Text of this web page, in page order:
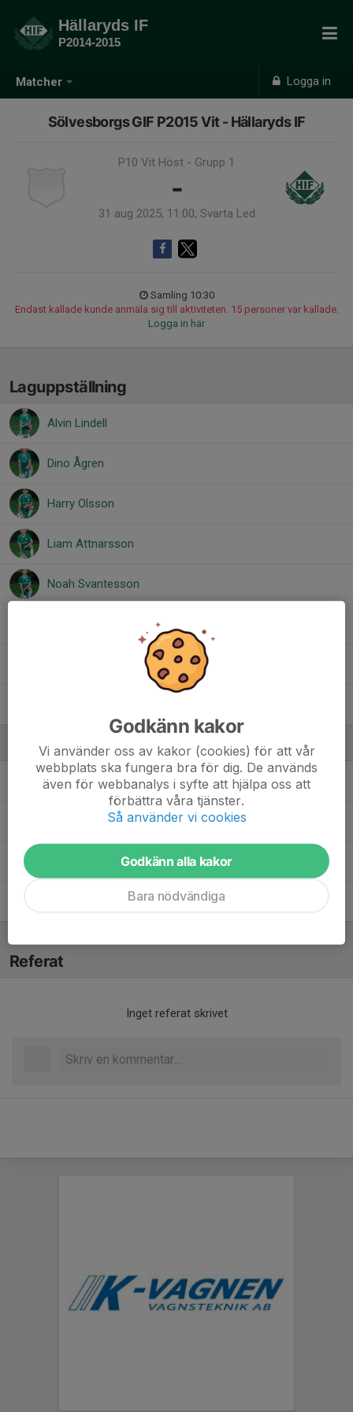
Matcher Logga in
Hällaryds IF
P2014-2015
Sölvesborgs GIF P2015 Vit - Hällaryds IF
P10 Vit Höst - Grupp 1
-
31 aug 2025, 11:00, Svarta Led
Samling 10:30
Endast kallade kunde anmäla sig till aktiviteten. 15 personer var kallade.
Logga in här
Laguppställning
Alvin Lindell
Dino Ågren
Harry Olsson
Liam Attnarsson
Noah Svantesson
Ledare
Andreas AttnarssonTränare
Dennis ÅgrenTränare
Jocke IngvarssonTränare
Tränare
Referat
Inget referat skrivet
Godkänn kakor
Vi använder oss av kakor (cookies) för att vår
webbplats ska fungera bra för dig. De används
även för webbanalys i syfte att hjälpa oss att
förbättra våra tjänster.
Så använder vi cookies
Godkänn alla kakor
Bara nödvändiga